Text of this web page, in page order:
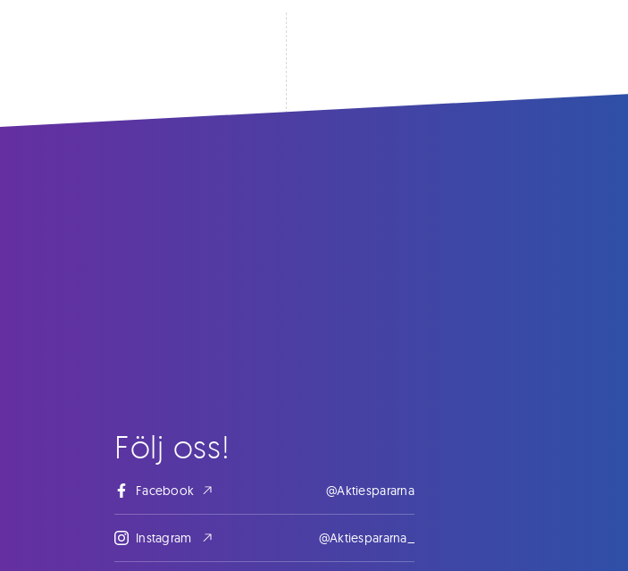
Följ oss!
Facebook @Aktiespararna
Instagram @Aktiespararna_